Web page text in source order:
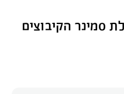
סמינר הקיבוצים